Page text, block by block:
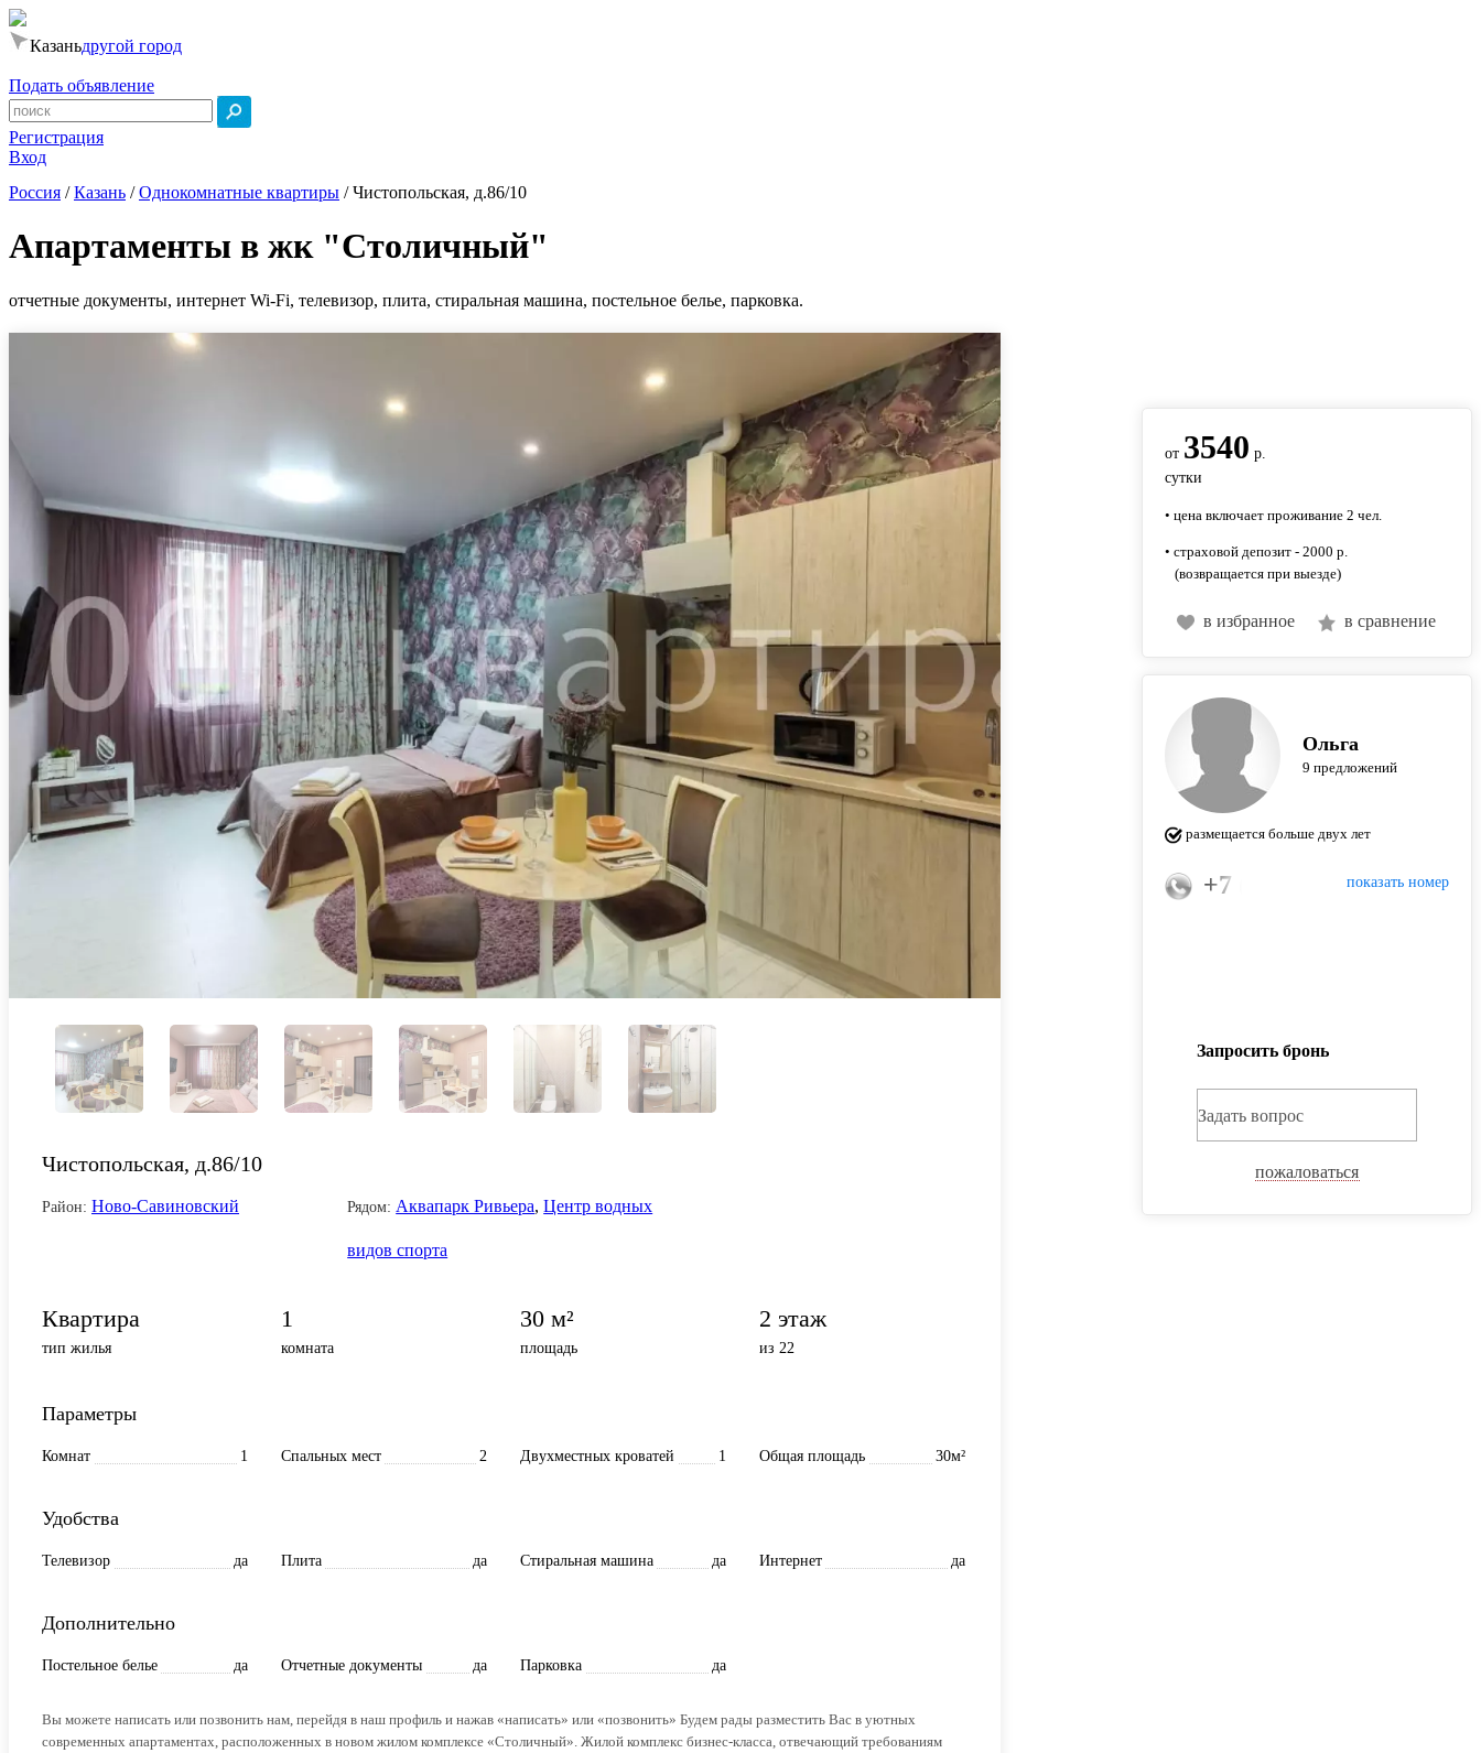
Казаньдругой город
Подать объявление
Регистрация
Вход
Россия /Казань /Однокомнатные квартиры /Чистопольская, д.86/10
Апартаменты в жк "Столичный"
отчетные документы, интернет Wi-Fi, телевизор, плита, стиральная машина, постельное белье, парковка.
Чистопольская, д.86/10
Район: Ново-Савиновский Рядом: Аквапарк Ривьера,Центр водных
видов спорта
Квартира
тип жилья
1
комната
30 м²
площадь
2 этаж
из 22
Параметры
Комнат 1 Спальных мест 2 Двухместных кроватей 1 Общая площадь 30м²
Удобства
Телевизор да Плита да Стиральная машина да Интернет да
Дополнительно
Постельное белье да Отчетные документы да Парковка да
Вы можете написать или позвонить нам, перейдя в наш профиль и нажав «написать» или «позвонить» Будем рады разместить Вас в уютных
современных апартаментах, расположенных в новом жилом комплексе «Столичный». Жилой комплекс бизнес-класса, отвечающий требованиям
от 3540 р.
сутки
• цена включает проживание 2 чел.
• страховой депозит - 2000 р.
(возвращается при выезде)
в избранное в сравнение
Ольга
9 предложений
размещается больше двух лет
показать номер
+7 (987) 260-78-88
Запросить бронь
Задать вопрос
пожаловаться